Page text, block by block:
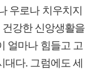
우로나 치우치지
건강한 신앙생활을
얼마나 힘들고 고
대다. 그럼에도 세